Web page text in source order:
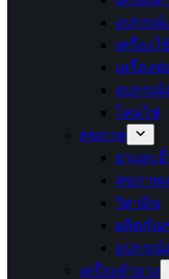
อุปกรณ์
เครื่อง
เครื่อง
อุปกรณ์
โคมไฟ
สุขภาพ
ยาและ
สุขภาพ
วิตามิน
ผลิตภัณ
อุปกรณ์
เครื่องสำอาง